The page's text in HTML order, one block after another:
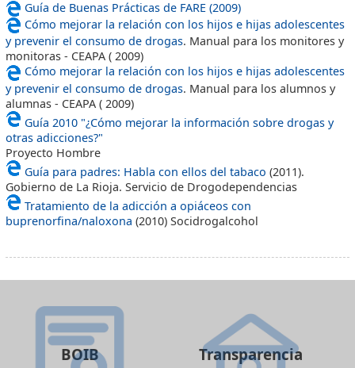
Guía de Buenas Prácticas de FARE (2009)
Cómo mejorar la relación con los hijos e hijas adolescentes
y prevenir el consumo de drogas. Manual para los monitores y
monitoras - CEAPA ( 2009)
Cómo mejorar la relación con los hijos e hijas adolescentes
y prevenir el consumo de drogas. Manual para los alumnos y
alumnas - CEAPA ( 2009)
Guía 2010 "¿Cómo mejorar la información sobre drogas y
otras adicciones?"
Proyecto Hombre
Guía para padres: Habla con ellos del tabaco (2011).
Gobierno de La Rioja. Servicio de Drogodependencias
Tratamiento de la adicción a opiáceos con
buprenorfina/naloxona (2010) Socidrogalcohol
BOIB Transparencia